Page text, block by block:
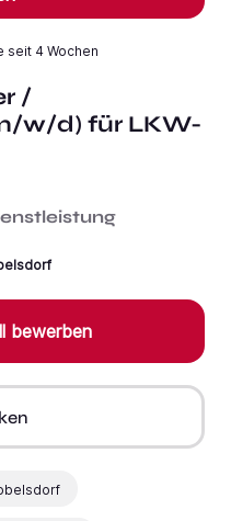
seit 4 Wochen
/
w/d) für LKW-
bewerben